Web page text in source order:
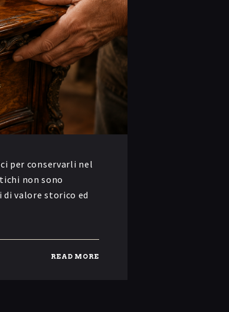
per conservarli nel
non sono
valore storico ed
READ MORE